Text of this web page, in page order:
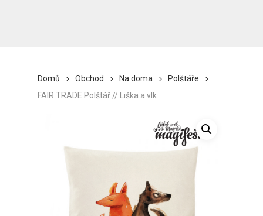
Domů Obchod Na doma
Polštáře
FAIR TRADE Polštář // Liška a vlk